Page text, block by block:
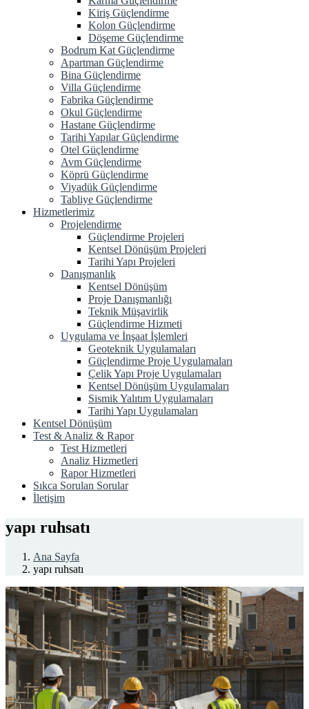
Kiriş Güçlendirme
Kolon Güçlendirme
Döşeme Güçlendirme
Bodrum Kat Güçlendirme
Apartman Güçlendirme
Bina Güçlendirme
Villa Güçlendirme
Fabrika Güçlendirme
Okul Güçlendirme
Hastane Güçlendirme
Tarihi Yapılar Güçlendirme
Otel Güçlendirme
Avm Güçlendirme
Köprü Güçlendirme
Viyadük Güçlendirme
Tabliye Güçlendirme
Hizmetlerimiz
Projelendirme
Güçlendirme Projeleri
Kentsel Dönüşüm Projeleri
Tarihi Yapı Projeleri
Danışmanlık
Kentsel Dönüşüm
Proje Danışmanlığı
Teknik Müşavirlik
Güçlendirme Hizmeti
Uygulama ve İnşaat İşlemleri
Geoteknik Uygulamaları
Güçlendirme Proje Uygulamaları
Çelik Yapı Proje Uygulamaları
Kentsel Dönüşüm Uygulamaları
Sismik Yalıtım Uygulamaları
Tarihi Yapı Uygulamaları
Kentsel Dönüşüm
Test & Analiz & Rapor
Test Hizmetleri
Analiz Hizmetleri
Rapor Hizmetleri
Sıkca Sorulan Sorular
İletişim
yapı ruhsatı
Ana Sayfa
yapı ruhsatı